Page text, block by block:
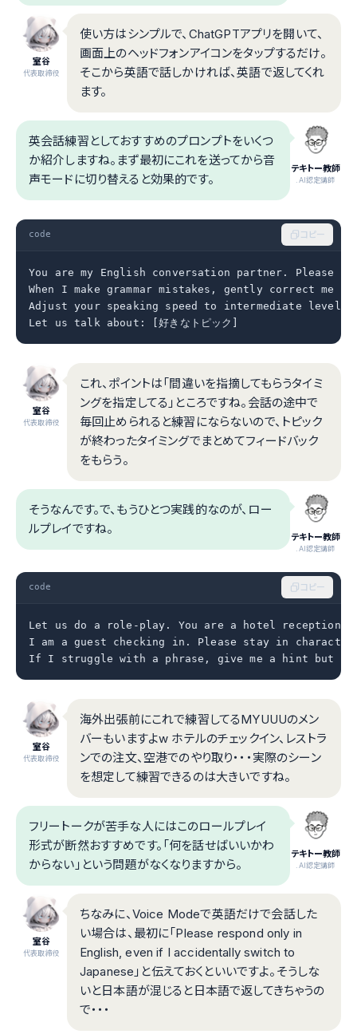
室谷
代表取締役
使い方はシンプルで、ChatGPTアプリを開いて、
画面上のヘッドフォンアイコンをタップするだけ。
そこから英語で話しかければ、英語で返してくれ
ます。
テキトー教師
.AI認定講師
英会話練習としておすすめのプロンプトをいくつ
か紹介しますね。まず最初にこれを送ってから音
声モードに切り替えると効果的です。
code コピー
You are my English conversation partner. Please
When I make grammar mistakes, gently correct
Adjust your speaking speed to intermediate level.
Let us talk about: [好きなトピック]
室谷
代表取締役
これ、ポイントは「間違いを指摘してもらうタイミ
ングを指定してる」ところですね。会話の途中で
毎回止められると練習にならないので、トピック
が終わったタイミングでまとめてフィードバック
をもらう。
テキトー教師
.AI認定講師
そうなんです。で、もうひとつ実践的なのが、ロー
ルプレイですね。
code コピー
Let us do a role-play. You are a hotel
I am a guest checking in. Please stay in
If I struggle with a phrase, give me a hint but do
室谷
代表取締役
海外出張前にこれで練習してるMYUUUのメン
バーもいますよw ホテルのチェックイン、レストラ
ンでの注文、空港でのやり取り・・・実際のシーン
を想定して練習できるのは大きいですね。
テキトー教師
.AI認定講師
フリートークが苦手な人にはこのロールプレイ
形式が断然おすすめです。「何を話せばいいかわ
からない」という問題がなくなりますから。
室谷
代表取締役
ちなみに、Voice Modeで英語だけで会話した
い場合は、最初に「Please respond only in
English, even if I accidentally switch to
Japanese」と伝えておくといいですよ。そうしな
いと日本語が混じると日本語で返してきちゃうの
で・・・